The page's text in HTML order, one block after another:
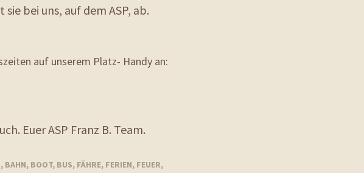
bei uns, auf dem ASP, ab.
auf unserem Platz- Handy an:
Euer ASP Franz B. Team.
, BAHN, BOOT, BUS, FÄHRE, FERIEN, FEUER,